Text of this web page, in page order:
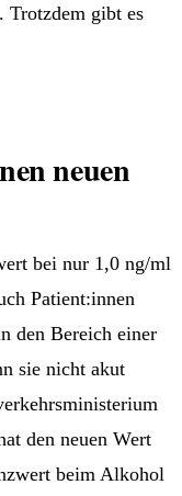
Trotzdem gibt es
neuen
bei nur 1,0 ng/ml
Patient:innen
den Bereich einer
sie nicht akut
den neuen Wert
beim Alkohol